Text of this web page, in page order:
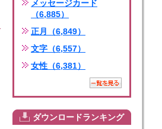
メッセージカード
（6,885）
正月（6,849）
文字（6,557）
女性（6,381）
ダウンロードランキング